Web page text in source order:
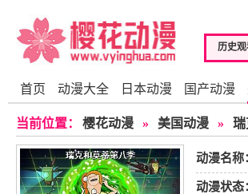
历史
首页 动漫大全 日本动漫 国产动漫
当前位置： 樱花动漫 » 美国动漫 » 瑞
动漫名称
动漫状态